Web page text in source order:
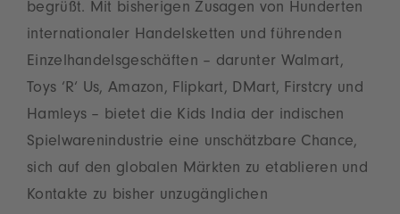
begrüßt. Mit bisherigen Zusagen von Hunderten
internationaler Handelsketten und führenden
Einzelhandelsgeschäften – darunter Walmart,
Toys ‘R‘ Us, Amazon, Flipkart, DMart, Firstcry und
Hamleys – bietet die Kids India der indischen
Spielwarenindustrie eine unschätzbare Chance,
sich auf den globalen Märkten zu etablieren und
Kontakte zu bisher unzugänglichen